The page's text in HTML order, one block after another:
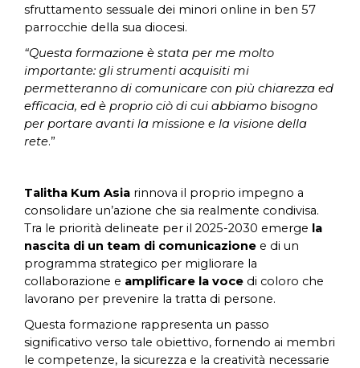
sfruttamento sessuale dei minori online in ben 57
parrocchie della sua diocesi.
“Questa formazione è stata per me molto
importante: gli strumenti acquisiti mi
permetteranno di comunicare con più chiarezza ed
efficacia, ed è proprio ciò di cui abbiamo bisogno
per portare avanti la missione e la visione della
rete.”
Talitha Kum Asia rinnova il proprio impegno a
consolidare un’azione che sia realmente condivisa.
Tra le priorità delineate per il 2025-2030 emerge la
nascita di un team di comunicazione e di un
programma strategico per migliorare la
collaborazione e amplificare la voce di coloro che
lavorano per prevenire la tratta di persone.
Questa formazione rappresenta un passo
significativo verso tale obiettivo, fornendo ai membri
le competenze, la sicurezza e la creatività necessarie